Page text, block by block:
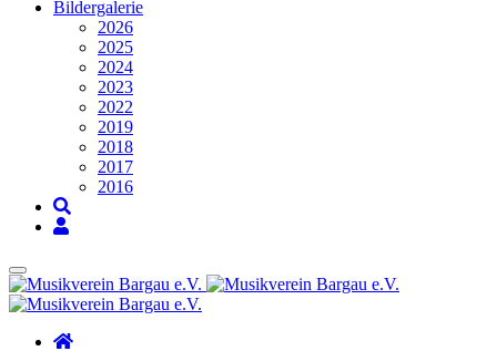
Bildergalerie
2026
2025
2024
2023
2022
2019
2018
2017
2016